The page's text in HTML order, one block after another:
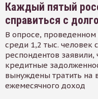
Каждый пятый
справиться с
В опросе, проведенном
среди 1,2 тыс. человек
респондентов заявили,
кредитные
вынуждены тратить на
ежемесячного доход